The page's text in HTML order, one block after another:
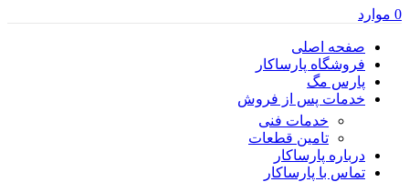
0 موارد
صفحه اصلی
فروشگاه پارساکار
پارس مگ
خدمات پس از فروش
خدمات فنی
تامین قطعات
درباره پارساکار
تماس با پارساکار